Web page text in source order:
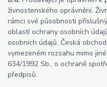
živnostenského oprávnění.
rámci své působnosti
oblastí ochrany osobních
osobních údajů. Česká
vymezeném rozsahu mimo
634/1992 Sb., o ochraně
předpisů.